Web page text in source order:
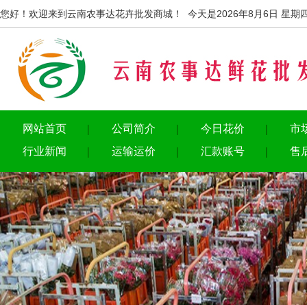
您好！欢迎来到云南农事达花卉批发商城！ 今天是2026年8月6日 星期
网站首页 公司简介 今日花价
市
行业新闻
运输运价 汇款账号 售